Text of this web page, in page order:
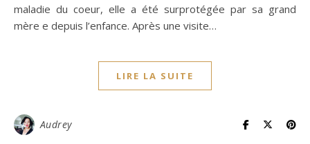
maladie du coeur, elle a été surprotégée par sa grand
mère e depuis l’enfance. Après une visite…
LIRE LA SUITE
Audrey